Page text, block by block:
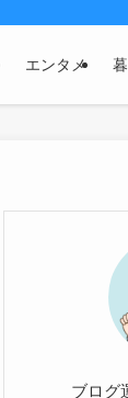
エンタメ
ブログ